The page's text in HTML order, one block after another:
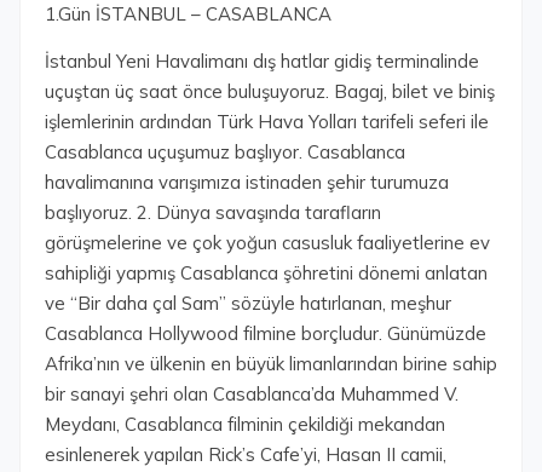
1.Gün İSTANBUL – CASABLANCA
İstanbul Yeni Havalimanı dış hatlar gidiş terminalinde
uçuştan üç saat önce buluşuyoruz. Bagaj, bilet ve biniş
işlemlerinin ardından Türk Hava Yolları tarifeli seferi ile
Casablanca uçuşumuz başlıyor. Casablanca
havalimanına varışımıza istinaden şehir turumuza
başlıyoruz. 2. Dünya savaşında tarafların
görüşmelerine ve çok yoğun casusluk faaliyetlerine ev
sahipliği yapmış Casablanca şöhretini dönemi anlatan
ve “Bir daha çal Sam” sözüyle hatırlanan, meşhur
Casablanca Hollywood filmine borçludur. Günümüzde
Afrika’nın ve ülkenin en büyük limanlarından birine sahip
bir sanayi şehri olan Casablanca’da Muhammed V.
Meydanı, Casablanca filminin çekildiği mekandan
esinlenerek yapılan Rick’s Cafe’yi, Hasan II camii,